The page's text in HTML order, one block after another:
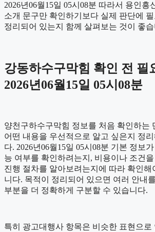
2026년06월15일 05시08분 따라서 용인흥
소개 문구만 확인하기보다 실제 판단에
정리되어 있는지 함께 살펴보는 것이 좋
강동하수구막힘 확인 전 필
2026년06월15일 05시08분
양천구하수구막힘 정보를 처음 확인하는
어떤 내용을 우선적으로 알고 싶은지 정
다. 2026년06월15일 05시08분 기본 정보
능 여부를 확인하려는지, 비용이나 조건
진행 절차를 알아보려는지에 따라 확인해
니다. 목적이 정리되어 있으면 여러 안내
부분을 더 정확하게 구분할 수 있습니다.
특히 광고대행사 항목은 비슷한 표현으로